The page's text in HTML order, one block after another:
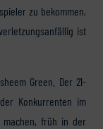
zu bekommen,
ist
Green. Der 21-
Konkurrenten im
machen, früh in der